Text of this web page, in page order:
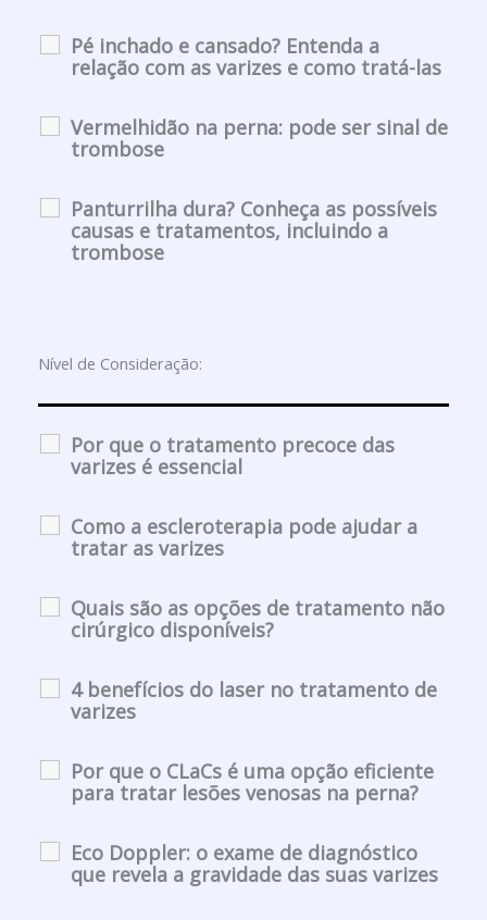
Pé inchado e cansado? Entenda a
relação com as varizes e como tratá-las
Vermelhidão na perna: pode ser sinal de
trombose
Panturrilha dura? Conheça as possíveis
causas e tratamentos, incluindo a
trombose
Nível de Consideração:
Por que o tratamento precoce das
varizes é essencial
Como a escleroterapia pode ajudar a
tratar as varizes
Quais são as opções de tratamento não
cirúrgico disponíveis?
4 benefícios do laser no tratamento de
varizes
Por que o CLaCs é uma opção eficiente
para tratar lesões venosas na perna?
Eco Doppler: o exame de diagnóstico
que revela a gravidade das suas varizes